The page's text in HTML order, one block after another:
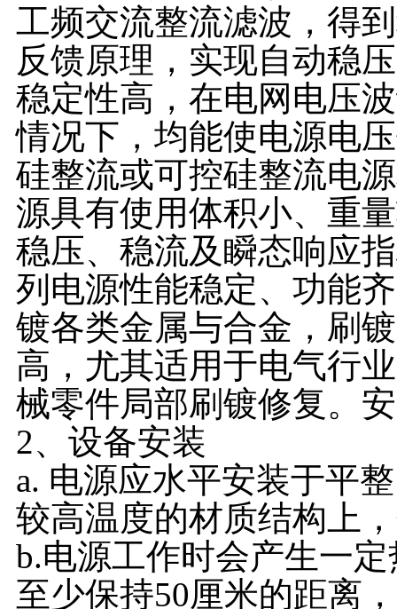
工频交流整流滤波，得
反馈原理，实现自动稳
稳定性高，在电网电压
情况下，均能使电源电
硅整流或可控硅整流电
源具有使用体积小、重
稳压、稳流及瞬态响应
列电源性能稳定、功能
镀各类金属与合金，刷
高，尤其适用于电气行
械零件局部刷镀修复。
2、设备安装
a. 电源应水平安装于平
较高温度的材质结构上
b.电源工作时会产生一
至少保持50厘米的距离